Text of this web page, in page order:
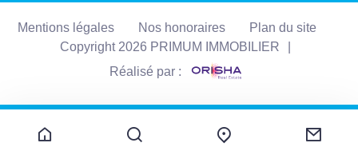
Mentions légales Nos honoraires
Plan du site
Copyright 2026 PRIMUM IMMOBILIER
Réalisé par :